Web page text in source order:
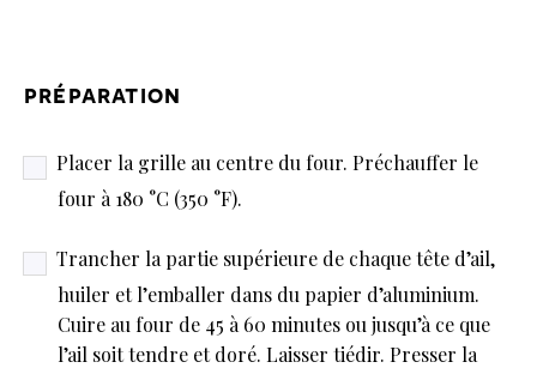
préparation
Placer la grille au centre du four. Préchauffer le
four à 180 °C (350 °F).
Trancher la partie supérieure de chaque tête d’ail,
huiler et l’emballer dans du papier d’aluminium.
Cuire au four de 45 à 60 minutes ou jusqu’à ce que
l’ail soit tendre et doré. Laisser tiédir. Presser la